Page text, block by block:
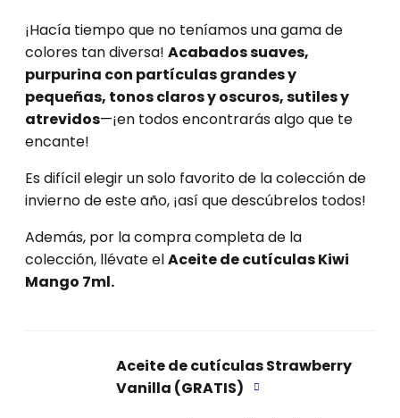
¡Hacía tiempo que no teníamos una gama de
colores tan diversa! Acabados suaves,
purpurina con partículas grandes y
pequeñas, tonos claros y oscuros, sutiles y
atrevidos—¡en todos encontrarás algo que te
encante!
Es difícil elegir un solo favorito de la colección de
invierno de este año, ¡así que descúbrelos todos!
Además, por la compra completa de la
colección, llévate elAceite de cutículas Kiwi
Mango 7ml.
Aceite de cutículas Strawberry
Vanilla (GRATIS)